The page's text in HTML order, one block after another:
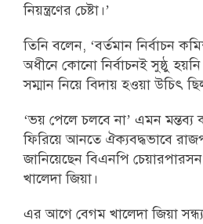
নিয়ন্ত্রণের চেষ্টা।’
তিনি বলেন, ‘বর্তমান নির্বাচন
অধীনে কোনো নির্বাচনই সুষ্ঠু
সম্মান নিয়ে বিদায় হওয়া উচিৎ
‘ভয় পেলে চলবে না’ এমন মন্তব্য
ফিরিয়ে আনতে ঐক্যবদ্ধভাবে
জানিয়েছেন বিএনপি চেয়ারপারসন
খালেদা জিয়া।
এর আগে বেগম খালেদা জিয়া